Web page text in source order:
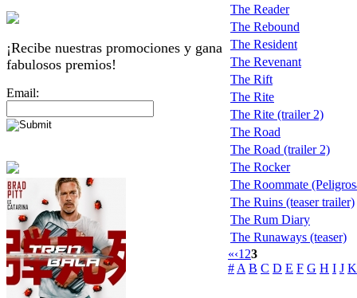
¡Recibe nuestras promociones y gana
fabulosos premios!
Email:
The Reader
The Rebound
The Resident
The Revenant
The Rift
The Rite
The Rite (trailer 2)
The Road
The Road (trailer 2)
The Rocker
The Roommate
The Ruins (teaser trailer)
The Rum Diary
The Runaways (teaser)
«‹1 23
# A B C D E F G H I J K